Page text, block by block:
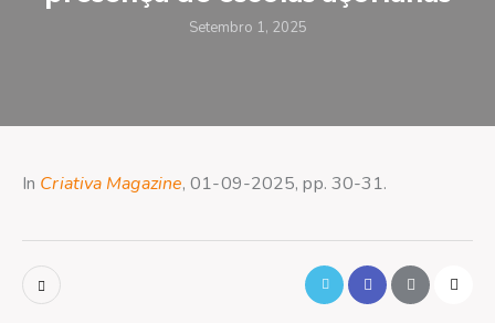
Setembro 1, 2025
In Criativa Magazine, 01-09-2025, pp. 30-31.